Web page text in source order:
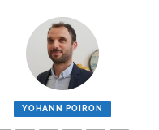
YOHANN POIRON